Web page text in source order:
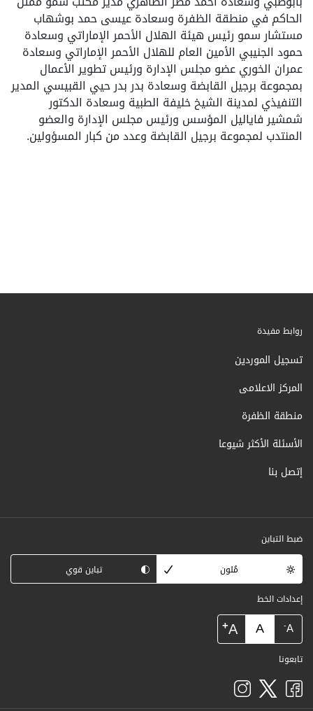
الحاكم في منطقة الظفرة وسعادة عيسى حمد بوشهاب
مستشار سمو رئيس هيئة الهلال الأحمر الإماراتي وسعادة
حمود الجنيبي الأمين العام للهلال الأحمر الإماراتي وسعادة
عمران الخوري عضو مجلس الإدارة ورئيس تطوير الأعمال
بمجموعة برجيل القابضة وسعادة بدر بدر حيي القبيسي المدير
التنفيذي لمدينة الشيخ خليفة الطبية وسعادة الدكتور
شمشير فاياليل المؤسس ورئيس مجلس الإدارة والعضو
المنتدب لمجموعة برجيل القابضة وعدد من كبار المسؤولين.
روابط مفيدة
تسجيل الموردين
المركز الاعلامى
منطقة الظفرة
الأسئلة الأكثر شيوعا
إتصل بنا
ضبط التباين
مُلون
تباين قوي
إعدادات الخط
A
-
A
A
+
تابعونا